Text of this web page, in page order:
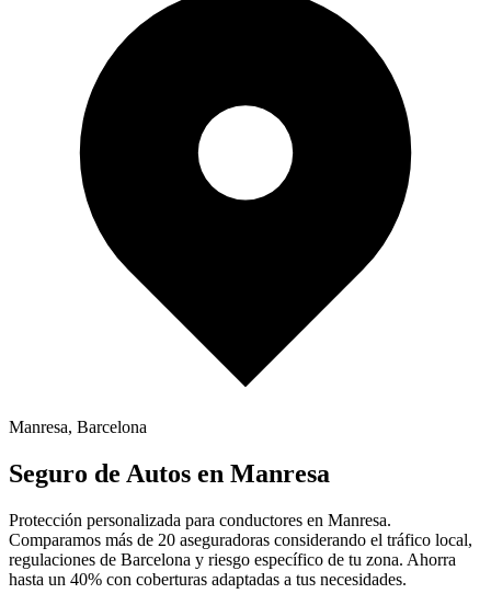
Manresa, Barcelona
Seguro de Autos en Manresa
Protección personalizada para conductores en Manresa.
Comparamos más de 20 aseguradoras considerando el tráfico local,
regulaciones de Barcelona y riesgo específico de tu zona. Ahorra
hasta un 40% con coberturas adaptadas a tus necesidades.